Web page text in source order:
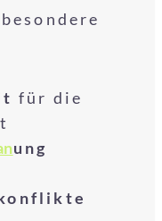
für die
ung